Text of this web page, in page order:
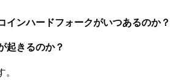
インハードフォークがいつあるのか？
起きるのか？